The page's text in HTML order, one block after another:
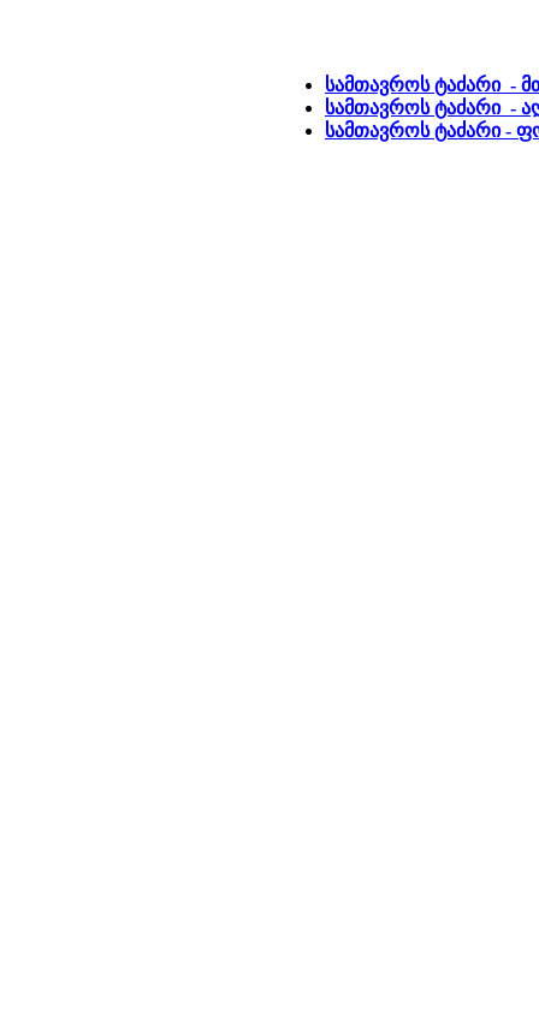
სამთავროს ტაძარი -
სამთავროს ტაძარი -
სამთავროს ტაძარი -